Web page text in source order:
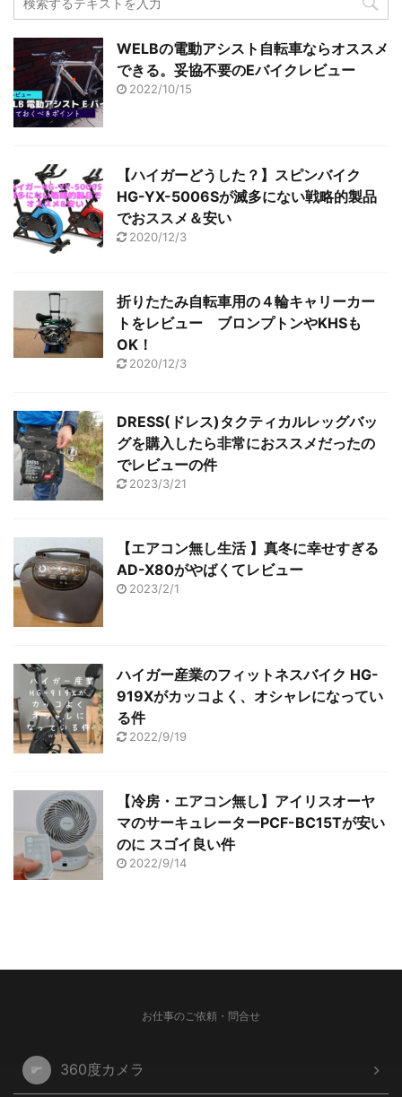
ン
ド
で
開
き
ま
す
)
新
し
ウ
ィ
ン
ド
ウ
で
開
き
ッ
ク
く
さ
い
(
ド
ウ
で
開
き
ま
す
)
し
ィ
WELBの電動アシスト自転車ならオススメ
できる。妥協不要のEバイクレビュー
2022/10/15
【ハイガーどうした？】スピンバイク
HG-YX-5006Sが滅多にない戦略的製品
でおススメ＆安い
2020/12/3
折りたたみ自転車用の４輪キャリーカー
トをレビュー ブロンプトンやKHSも
OK！
2020/12/3
DRESS(ドレス)タクティカルレッグバッ
グを購入したら非常におススメだったの
でレビューの件
2023/3/21
【エアコン無し生活 】真冬に幸せすぎる
AD-X80がやばくてレビュー
2023/2/1
ハイガー産業のフィットネスバイク HG-
919Xがカッコよく、オシャレになってい
る件
2022/9/19
【冷房・エアコン無し】アイリスオーヤ
マのサーキュレーターPCF-BC15Tが安い
のに スゴイ良い件
2022/9/14
お仕事のご依頼・問合せ
360度カメラ